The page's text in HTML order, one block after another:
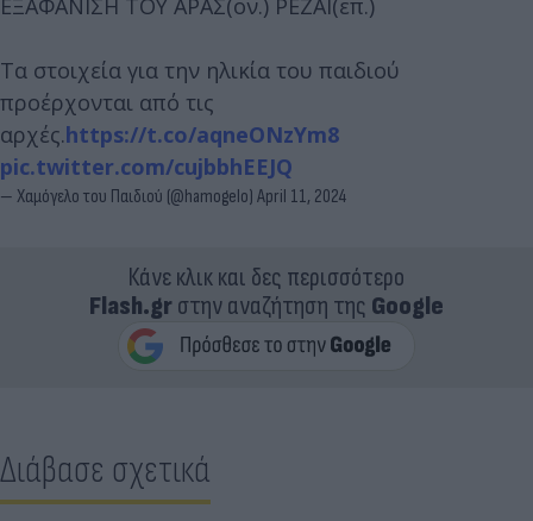
Τα στοιχεία για την ηλικία του παιδιού
προέρχονται από τις
αρχές.https://t.co/aqneONzYm8
pic.twitter.com/cujbbhEEJQ
— Χαμόγελο του Παιδιού (@hamogelo) April 11, 2024
Κάνε κλικ και δες περισσότερο
Flash.grστην αναζήτηση της Google
Διάβασε σχετικά